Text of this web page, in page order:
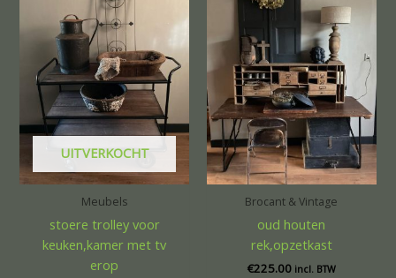
UITVERKOCHT
Meubels
stoere trolley voor
keuken,kamer met tv
erop
Brocant & Vintage
oud houten
rek,opzetkast
€225.00 incl. BTW